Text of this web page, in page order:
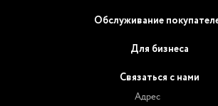
Обслуживание
Для бизнеса
Связаться с нами
Адрес